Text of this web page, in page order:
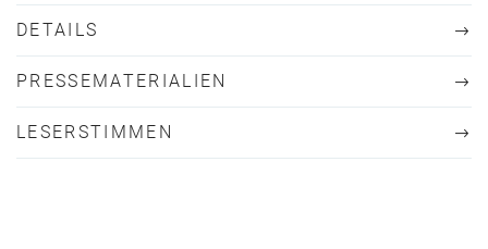
DETAILS
PRESSEMATERIALIEN
LESERSTIMMEN